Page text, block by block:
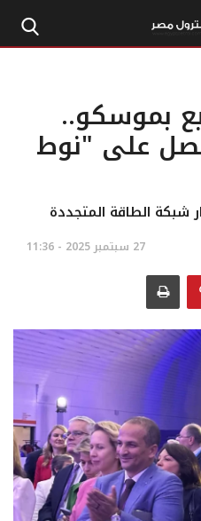
بموسكو..
على "نوط
شبكة الطاقة المتجددة
27 سبتمبر 2025 - 11:36